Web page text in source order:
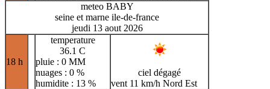
meteo BABY
seine et marne ile-de-france
jeudi 13 aout 2026
18 h
temperature
36.1 C
pluie : 0 MM
nuages : 0 %
humidite : 13 %
ciel dégagé
vent 11 km/h Nord Est